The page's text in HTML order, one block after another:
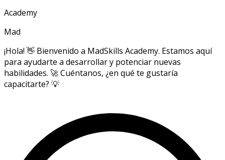
Academy
Mad
¡Hola! 👋 Bienvenido a MadSkills Academy. Estamos aquí
para ayudarte a desarrollar y potenciar nuevas
habilidades. 🚀 Cuéntanos, ¿en qué te gustaría
capacitarte? 💡